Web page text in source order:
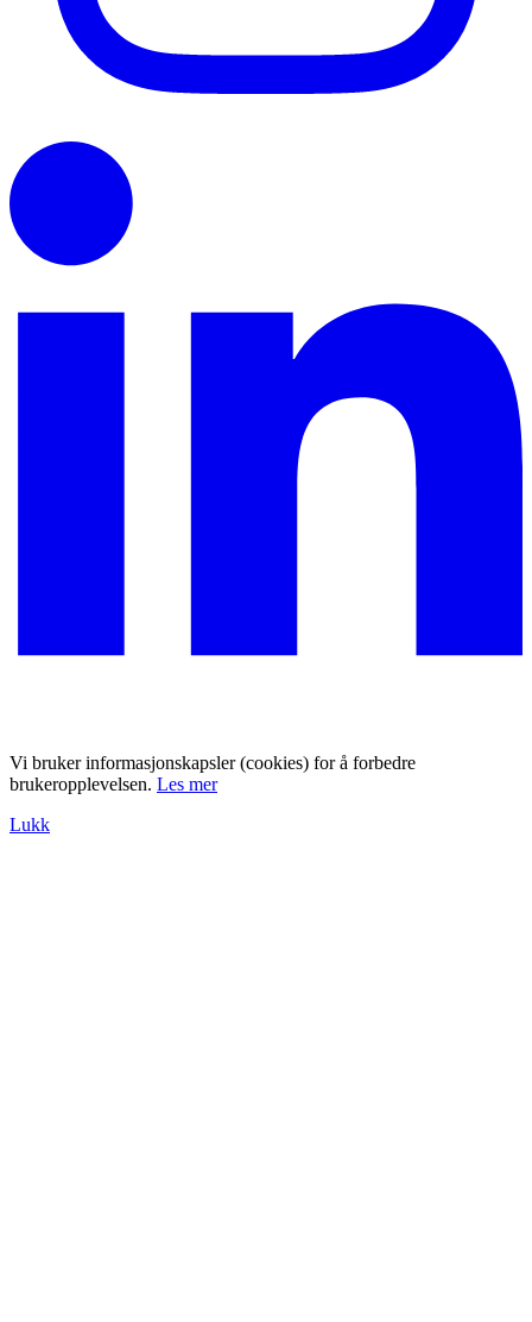
Vi bruker informasjonskapsler (cookies) for å forbedre
brukeropplevelsen. Les mer
Lukk